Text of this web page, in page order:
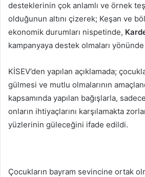
desteklerinin çok anlamlı ve örnek
olduğunun altını çizerek; Keşan ve
ekonomik durumları nispetinde,
kampanyaya destek olmaları
KİSEV’den yapılan açıklamada;
gülmesi ve mutlu olmalarının
kapsamında yapılan bağışlarla,
onların ihtiyaçlarını karşılamakta
yüzlerinin güleceğini ifade edildi.
Çocukların bayram sevincine ortak